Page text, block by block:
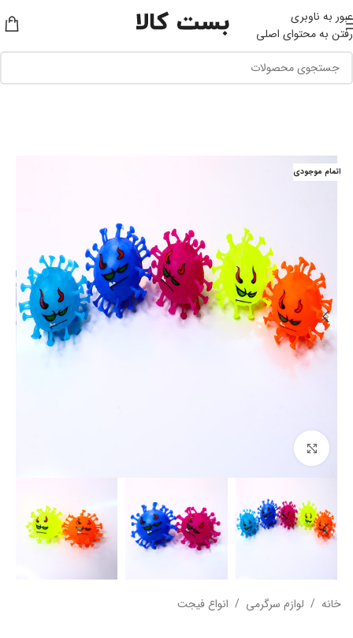
عبور به ناوبری
رفتن به محتوای اصلی
اتمام موجودی
بزرگنمایی تصویر
خانه / لوازم سرگرمی / انواع فیجت